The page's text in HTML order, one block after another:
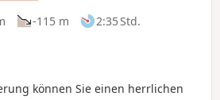
-115 m
2:35 Std.
können Sie einen herrlichen